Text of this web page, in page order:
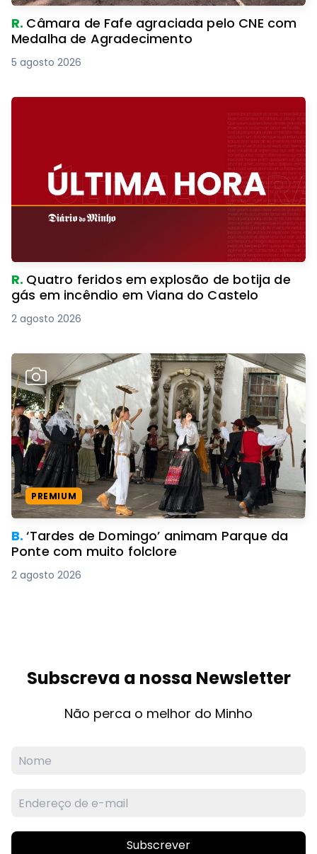
R. Câmara de Fafe agraciada pelo CNE com
Medalha de Agradecimento
5 agosto 2026
R. Quatro feridos em explosão de botija de
gás em incêndio em Viana do Castelo
2 agosto 2026
PREMIUM
B.‘Tardes de Domingo’ animam Parque da
Ponte com muito folclore
2 agosto 2026
Subscreva a nossa Newsletter
Não perca o melhor do Minho
Subscrever